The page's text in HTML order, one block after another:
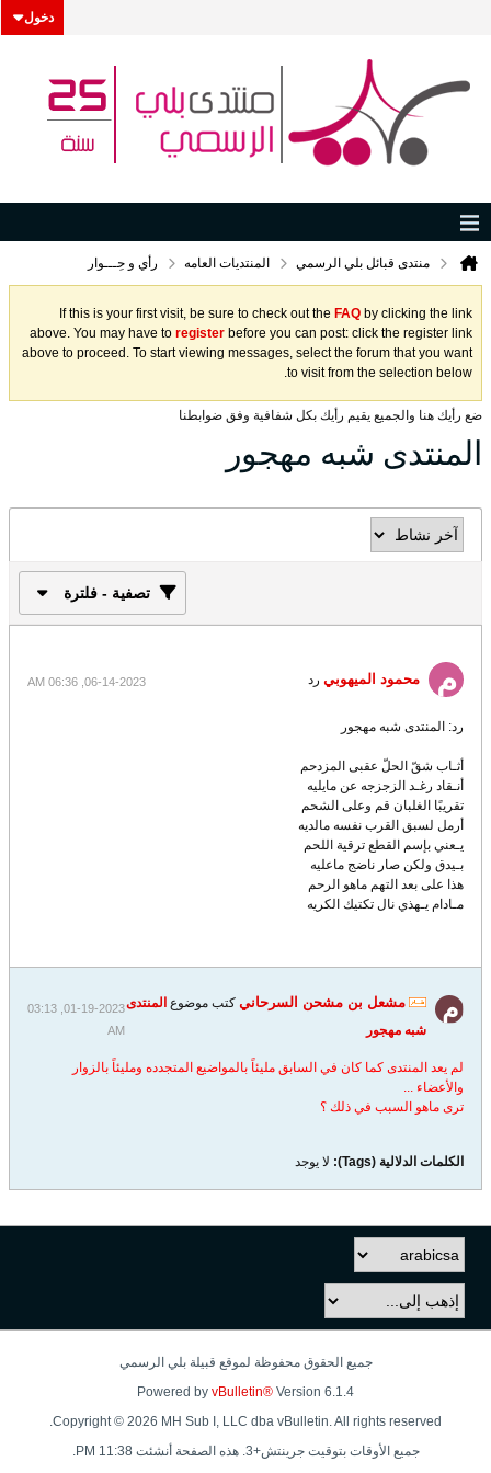
دخول
منتدى قبائل بلي الرسمي المنتديات العامه رأي و حِـــوار
If this is your first visit, be sure to check out the FAQ by clicking the link
above. You may have to register before you can post: click the register link
above to proceed. To start viewing messages, select the forum that you want
to visit from the selection below.
ضع رأيك هنا والجميع يقيم رأيك بكل شفافية وفق ضوابطنا
المنتدى شبه مهجور
تصفية - فلترة
محمود الميهوبي رد 06-14-2023, 06:36 AM
رد: المنتدى شبه مهجور
أثـاب شقّ الحلّ عقبى المزدحم
أنـقاد رغـد الزجزجه عن مايليه
تقريبًا الغلبان قم وعلى الشحم
أرمل لسبق القرب نفسه مالديه
يـعني بإسم القطع ترقية اللحم
بـيدق ولكن صار ناضج ماعليه
هذا على بعد التهم ماهو الرحم
مـادام يـهذي نال تكتيك الكريه
مشعل بن مشحن السرحاني كتب موضوع المنتدى
شبه مهجور
01-19-2023, 03:13
AM
لم يعد المنتدى كما كان في السابق مليئاً بالمواضيع المتجدده ومليئاً بالزوار
والأعضاء ...
ترى ماهو السبب في ذلك ؟
الكلمات الدلالية (Tags): لا يوجد
جميع الحقوق محفوظة لموقع قبيلة بلي الرسمي
Powered by vBulletin® Version 6.1.4
Copyright © 2026 MH Sub I, LLC dba vBulletin. All rights reserved.
جميع الأوقات بتوقيت جرينتش+3. هذه الصفحة أنشئت 11:38 PM.